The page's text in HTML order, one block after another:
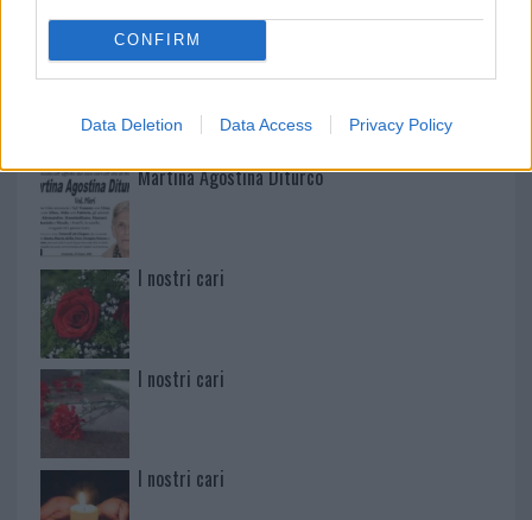
CONFIRM
Data Deletion Data Access Privacy Policy
Paolo Pinna
Martina Agostina Diturco
I nostri cari
I nostri cari
I nostri cari